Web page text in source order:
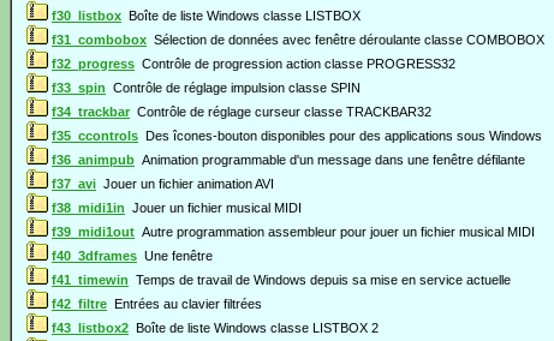
f30_listbox Boîte de liste Windows classe LISTBOX
f31_combobox Sélection de données avec fenêtre déroulante classe COMBOBOX
f32_progress Contrôle de progression action classe PROGRESS32
f33_spin Contrôle de réglage impulsion classe SPIN
f34_trackbar Contrôle de réglage curseur classe TRACKBAR32
f35_ccontrols Des îcones-bouton disponibles pour des applications sous Windows
f36_animpub Animation programmable d'un message dans une fenêtre défilante
f37_avi Jouer un fichier animation AVI
f38_midi1in Jouer un fichier musical MIDI
f39_midi1out Autre programmation assembleur pour jouer un fichier musical MIDI
f40_3dframes Une fenêtre
f41_timewin Temps de travail de Windows depuis sa mise en service actuelle
f42_filtre Entrées au clavier filtrées
f43_listbox2 Boîte de liste Windows classe LISTBOX 2